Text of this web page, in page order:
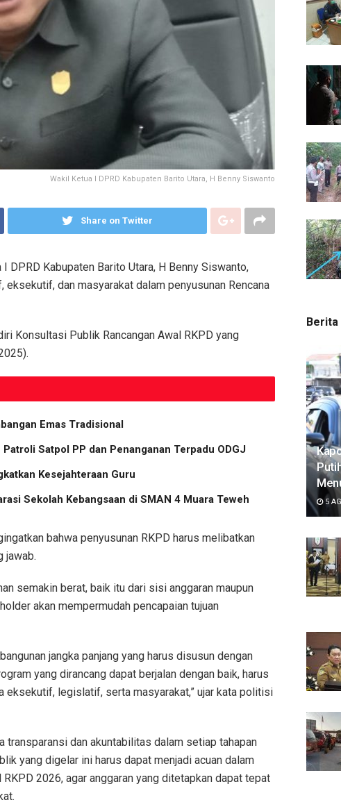
Wakil Ketua I DPRD Kabupaten Barito Utara, H Benny Siswanto
Share on Twitter
I DPRD Kabupaten Barito Utara, H Benny Siswanto,
dan masyarakat dalam penyusunan Rencana
Konsultasi Publik Rancangan Awal RKPD yang
Emas Tradisional
Satpol PP dan Penanganan Terpadu ODGJ
Kesejahteraan Guru
Sekolah Kebangsaan di SMAN 4 Muara Teweh
bahwa penyusunan RKPD harus melibatkan
jawab.
semakin berat, baik itu dari sisi anggaran maupun
akan mempermudah pencapaian tujuan
jangka panjang yang harus disusun dengan
yang dirancang dapat berjalan dengan baik, harus
eksekutif, legislatif, serta masyarakat,” ujar kata politisi
transparansi dan akuntabilitas dalam setiap tahapan
yang digelar ini harus dapat menjadi acuan dalam
2026, agar anggaran yang ditetapkan dapat tepat
Berita
5